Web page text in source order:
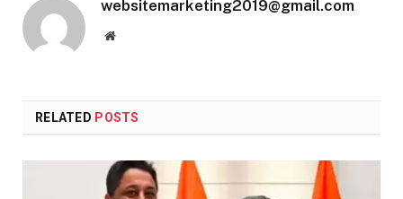
websitemarketing2019@gmail.com
Website
RELATED POSTS